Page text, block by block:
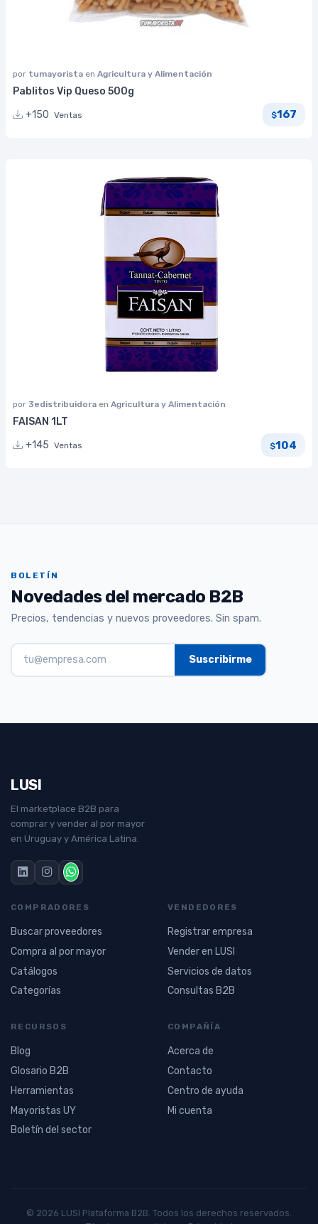
por tumayorista en Agricultura y Alimentación
Pablitos Vip Queso 500g
+150 Ventas $167
por 3edistribuidora en Agricultura y Alimentación
FAISAN 1LT
+145 Ventas $104
BOLETÍN
Novedades del mercado B2B
Precios, tendencias y nuevos proveedores. Sin spam.
LUSI
El marketplace B2B para
comprar y vender al por mayor
en Uruguay y América Latina.
COMPRADORES
Buscar proveedores
Compra al por mayor
Catálogos
Categorías
VENDEDORES
Registrar empresa
Vender en LUSI
Servicios de datos
Consultas B2B
RECURSOS
Blog
Glosario B2B
Herramientas
Mayoristas UY
Boletín del sector
COMPAÑÍA
Acerca de
Contacto
Centro de ayuda
Mi cuenta
© 2026 LUSI Plataforma B2B. Todos los derechos reservados.